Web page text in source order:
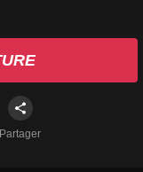
Partager